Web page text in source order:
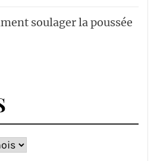
soulager la poussée